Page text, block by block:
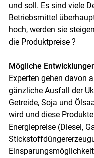
und soll. Es sind viele
Betriebsmittel
hoch, werden sie
die Produktpreise ?
Mögliche
Experten gehen davon
gänzliche Ausfall der
Getreide, Soja und
wird und diese
Energiepreise (Diesel,